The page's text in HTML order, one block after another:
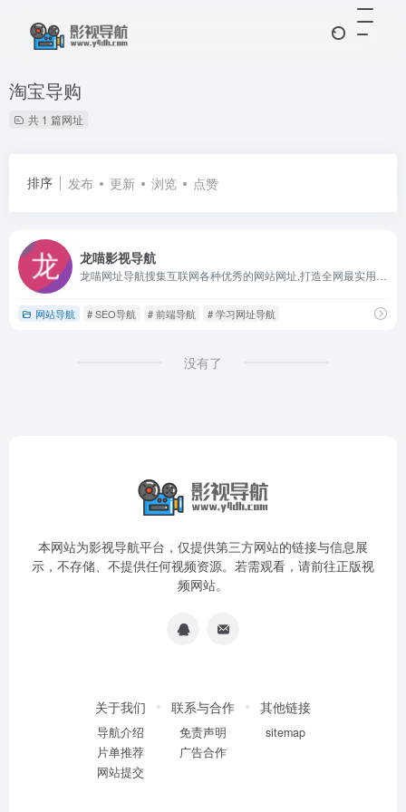
淘宝导购
共 1 篇网址
排序 发布 更新 浏览 点赞
龙喵影视导航
网站导航 # SEO导航 # 前端导航 # 学习网址导航
没有了
本网站为影视导航平台，仅提供第三方网站的链接与信息展
示，不存储、不提供任何视频资源。若需观看，请前往正版视
频网站。
关于我们
导航介绍
片单推荐
网站提交
联系与合作
免责声明
广告合作
其他链接
sitemap